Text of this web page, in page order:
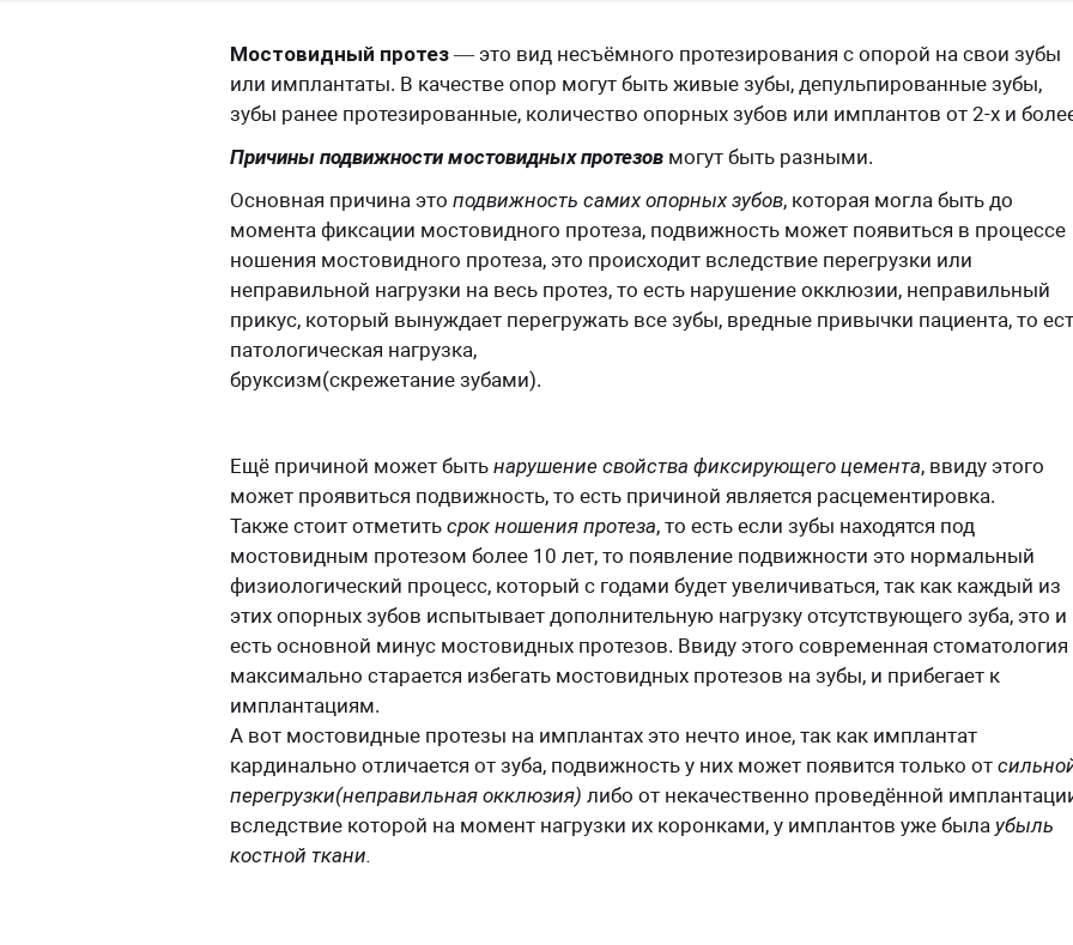
Мостовидный протез — это вид несъёмного протезирования с опорой на свои зубы
или имплантаты. В качестве опор могут быть живые зубы, депульпированные зубы,
зубы ранее протезированные, количество опорных зубов или имплантов от 2-х и
Причины подвижности мостовидных протезов могут быть разными.
Основная причина это подвижность самих опорных зубов, которая могла быть до
момента фиксации мостовидного протеза, подвижность может появиться в процессе
ношения мостовидного протеза, это происходит вследствие перегрузки или
неправильной нагрузки на весь протез, то есть нарушение окклюзии, неправильный
прикус, который вынуждает перегружать все зубы, вредные привычки пациента, то
патологическая нагрузка,
бруксизм(скрежетание зубами).
Ещё причиной может быть нарушение свойства фиксирующего цемента, ввиду этого
может проявиться подвижность, то есть причиной является расцементировка.
Также стоит отметить срок ношения протеза, то есть если зубы находятся под
мостовидным протезом более 10 лет, то появление подвижности это нормальный
физиологический процесс, который с годами будет увеличиваться, так как каждый из
этих опорных зубов испытывает дополнительную нагрузку отсутствующего зуба, это и
есть основной минус мостовидных протезов. Ввиду этого современная стоматология
максимально старается избегать мостовидных протезов на зубы, и прибегает к
имплантациям.
А вот мостовидные протезы на имплантах это нечто иное, так как имплантат
кардинально отличается от зуба, подвижность у них может появится только от
перегрузки(неправильная окклюзия) либо от некачественно проведённой
вследствие которой на момент нагрузки их коронками, у имплантов уже была убыль
костной ткани.